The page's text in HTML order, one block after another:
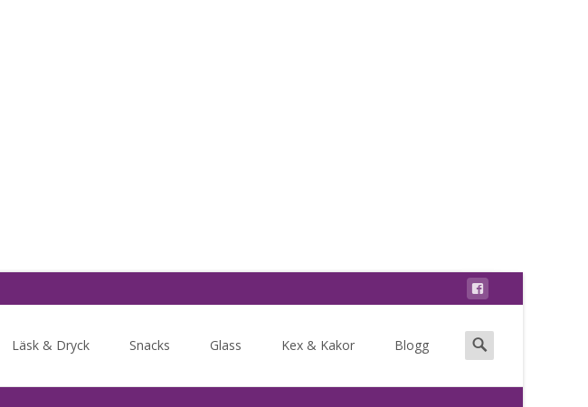
Läsk & Dryck Snacks Glass Kex & Kakor Blogg
Search
for: